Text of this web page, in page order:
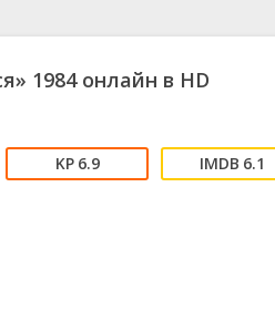
🎒 Приключения
😱 Ужасы
🧝‍♂️ Фэнтези
1984 онлайн в HD
6.9 6.1